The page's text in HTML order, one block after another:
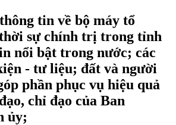
tin về bộ máy tổ
sự chính trị trong tỉnh
nổi bật trong nước; các
- tư liệu; đất và người
phần phục vụ hiệu quả
chỉ đạo của Ban
ủy;